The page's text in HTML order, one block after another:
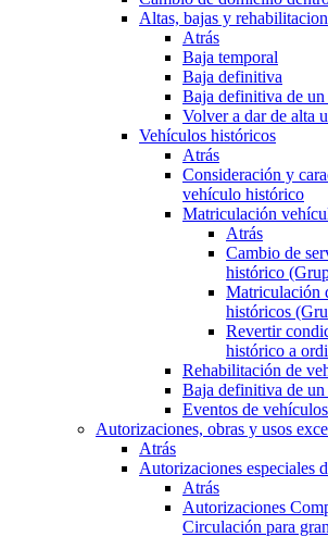
Altas, bajas y
Atrás
Baja temporal
Baja definitiva
Baja definitiva de
Volver a dar de alta
Vehículos históricos
Atrás
Consideración y
vehículo histórico
Matriculación
Atrás
Cambio de
histórico
Matriculación
históricos
Revertir
histórico a
Rehabilitación de
Baja definitiva de
Eventos de
Autorizaciones, obras y usos
Atrás
Autorizaciones especiales
Atrás
Autorizaciones
Circulación para